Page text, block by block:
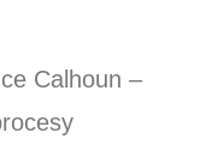
Calhoun –